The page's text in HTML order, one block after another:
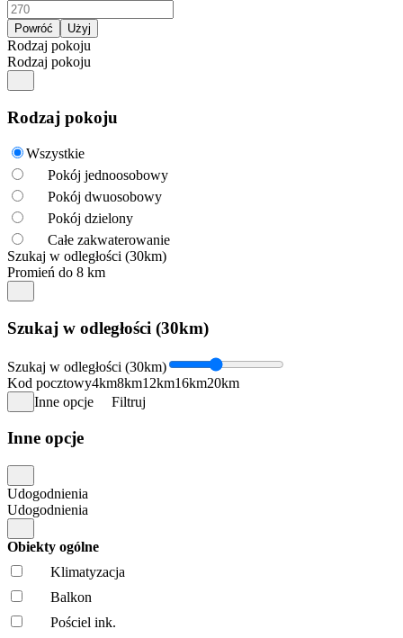
Rodzaj pokoju
Rodzaj pokoju
Rodzaj pokoju
Wszystkie
Pokój jednoosobowy
Pokój dwuosobowy
Pokój dzielony
Całe zakwaterowanie
Szukaj w odległości (30km)
Promień do 8 km
Szukaj w odległości (30km)
Szukaj w odległości (30km)
Kod pocztowy4km8km12km16km20km
Inne opcje
Filtruj
Inne opcje
Udogodnienia
Udogodnienia
Obiekty ogólne
Klimatyzacja
Balkon
Pościel ink.